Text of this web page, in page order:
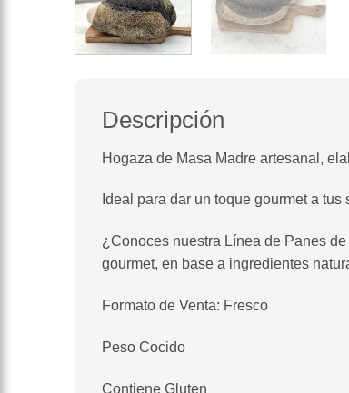
Descripción
Hogaza de Masa Madre artesanal,
Ideal para dar un toque gourmet a
¿Conoces nuestra Línea de Panes
gourmet, en base a ingredientes
Formato de Venta: Fresco
Peso Cocido
Contiene Gluten